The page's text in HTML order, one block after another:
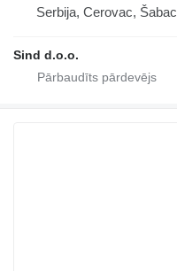
Serbija, Cerovac, Šabac
Sind d.o.o.